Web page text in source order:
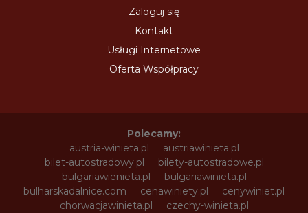
Zaloguj się
Kontakt
Usługi Internetowe
Oferta Współpracy
Polecamy:
austria-winieta.pl
austriawinieta.pl
bilet-autostradowy.pl
bilety-autostradowe.pl
bulgariawienieta.pl
bulgariawinieta.pl
bulharskadalnice.com
cenawiniety.pl
cenywiniet.pl
chorwacjawinieta.pl
czechy-winieta.pl